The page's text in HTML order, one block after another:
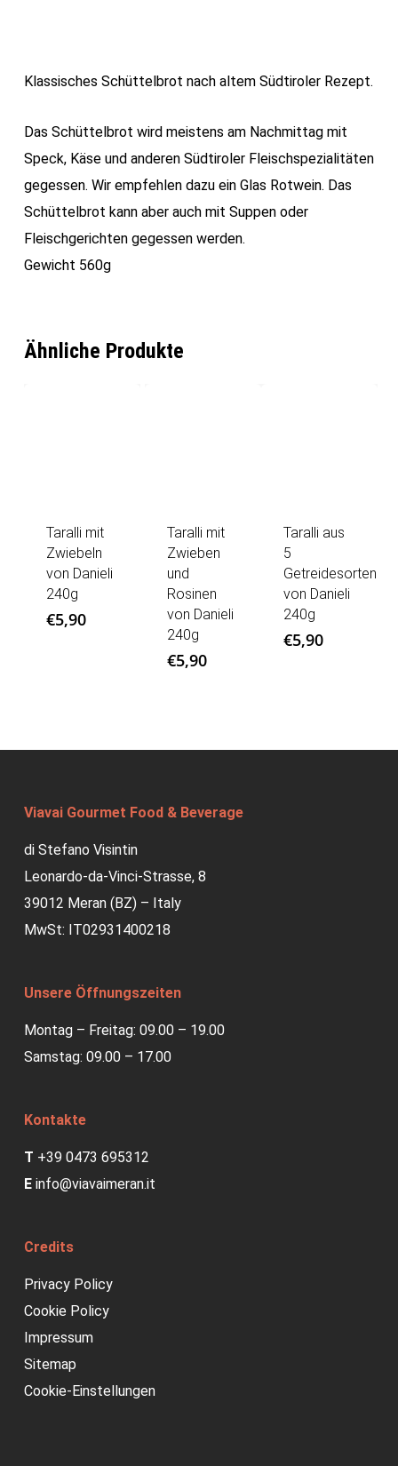
Klassisches Schüttelbrot nach altem Südtiroler Rezept.
Das Schüttelbrot wird meistens am Nachmittag mit
Speck, Käse und anderen Südtiroler Fleischspezialitäten
gegessen. Wir empfehlen dazu ein Glas Rotwein. Das
Schüttelbrot kann aber auch mit Suppen oder
Fleischgerichten gegessen werden.
Gewicht 560g
Ähnliche Produkte
Taralli mit
Zwiebeln
von Danieli
240g
€5,90
Taralli mit
Zwieben
und
Rosinen
von Danieli
240g
€5,90
Taralli aus
5
Getreidesorten
von Danieli
240g
€5,90
Viavai Gourmet Food & Beverage
di Stefano Visintin
Leonardo-da-Vinci-Strasse, 8
39012 Meran (BZ) – Italy
MwSt: IT02931400218
Unsere Öffnungszeiten
Montag – Freitag: 09.00 – 19.00
Samstag: 09.00 – 17.00
Kontakte
T +39 0473 695312
E info@viavaimeran.it
Credits
Privacy Policy
Cookie Policy
Impressum
Sitemap
Cookie-Einstellungen